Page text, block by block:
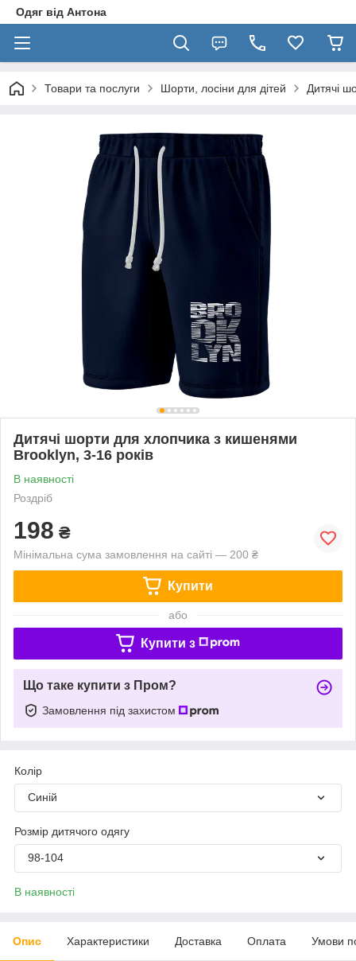
Одяг від Антона
Товари та послуги Шорти, лосіни для дітей Дитячі
Дитячі шорти для хлопчика з кишенями
Brooklyn, 3-16 років
В наявності
Роздріб
198 ₴
Мінімальна сума замовлення на сайті — 200 ₴
Купити
або
Купити з
Що таке купити з Пром?
Замовлення під захистом
Колір
Синій
Розмір дитячого одягу
98-104
В наявності
Опис Характеристики Доставка Оплата Умови